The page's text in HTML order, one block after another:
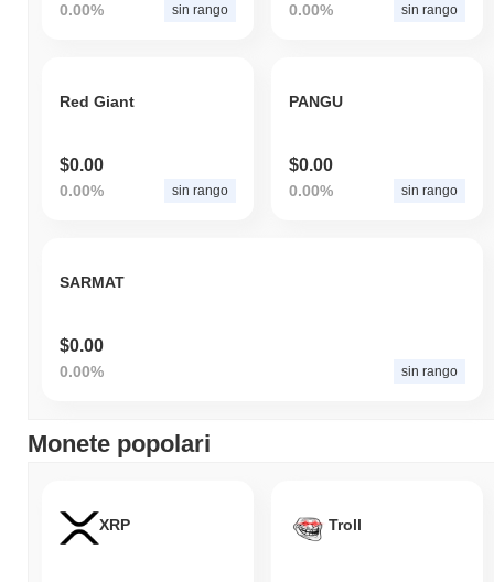
0.00% sin rango 0.00% sin rango
Red Giant
$0.00
0.00% sin rango
PANGU
$0.00
0.00% sin rango
SARMAT
$0.00
0.00% sin rango
Monete popolari
XRP Troll